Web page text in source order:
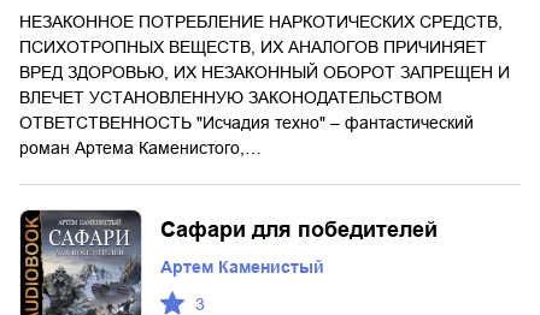
НЕЗАКОННОЕ ПОТРЕБЛЕНИЕ НАРКОТИЧЕСКИХ СРЕДСТВ,
ПСИХОТРОПНЫХ ВЕЩЕСТВ, ИХ АНАЛОГОВ ПРИЧИНЯЕТ
ВРЕД ЗДОРОВЬЮ, ИХ НЕЗАКОННЫЙ ОБОРОТ ЗАПРЕЩЕН И
ВЛЕЧЕТ УСТАНОВЛЕННУЮ ЗАКОНОДАТЕЛЬСТВОМ
ОТВЕТСТВЕННОСТЬ "Исчадия техно" – фантастический
роман Артема Каменистого,…
Сафари для победителей
Артем Каменистый
3